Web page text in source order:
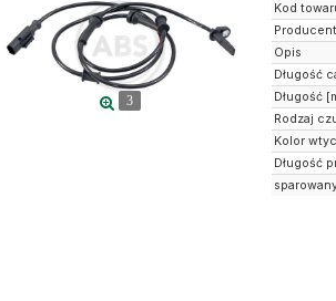
3
Kod
Producent
Opis
Długość
Długość
Rodzaj
Kolor
Długość